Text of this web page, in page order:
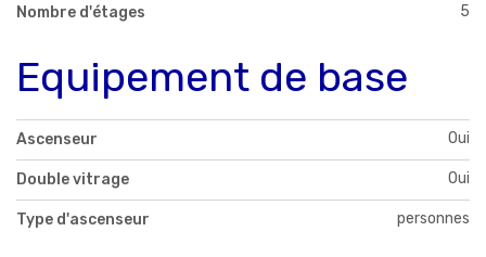
Nombre d'étages 5
Equipement de base
Ascenseur Oui
Double vitrage Oui
Type d'ascenseur personnes